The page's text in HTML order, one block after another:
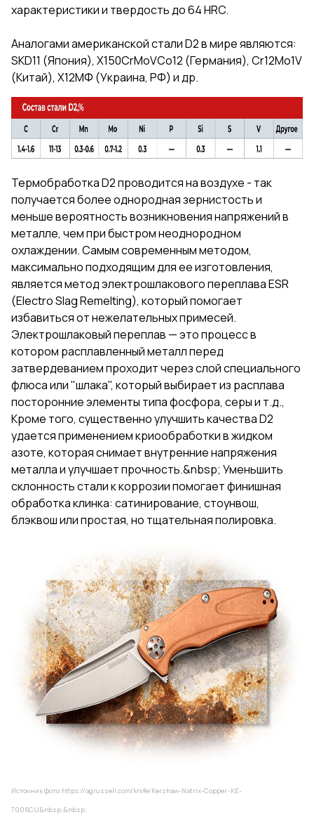
характеристики и твердость до 64 HRC.
Аналогами американской стали D2 в мире являются:
SKD11 (Япония), X150CrMoVCo12 (Германия), Cr12Mo1V
(Китай), Х12МФ (Украина, РФ) и др.
Термобработка D2 проводится на воздухе - так
получается более однородная зернистость и
меньше вероятность возникновения напряжений в
металле, чем при быстром неоднородном
охлаждении. Самым современным методом,
максимально подходящим для ее изготовления,
является метод электрошлакового переплава ESR
(Electro Slag Remelting), который помогает
избавиться от нежелательных примесей.
Электрошлаковый переплав — это процесс в
котором расплавленный металл перед
затвердеванием проходит через слой специального
флюса или "шлака", который выбирает из расплава
посторонние элементы типа фосфора, серы и т.д.,
Кроме того, существенно улучшить качества D2
удается применением криообработки в жидком
азоте, которая снимает внутренние напряжения
металла и улучшает прочность.&nbsp; Уменьшить
склонность стали к коррозии помогает финишная
обработка клинка: сатинирование, стоунвош,
блэквош или простая, но тщательная полировка.
Источник фото:https://agrussell.com/knife/Kershaw-Natrix-Copper--KE-
7006CU&nbsp;&nbsp;